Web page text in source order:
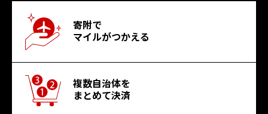
寄附で
マイルがつかえる
複数自治体を
まとめて決済